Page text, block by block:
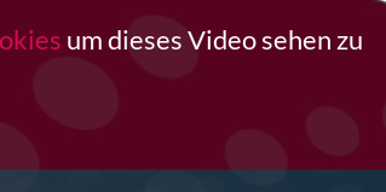
um dieses Video sehen zu